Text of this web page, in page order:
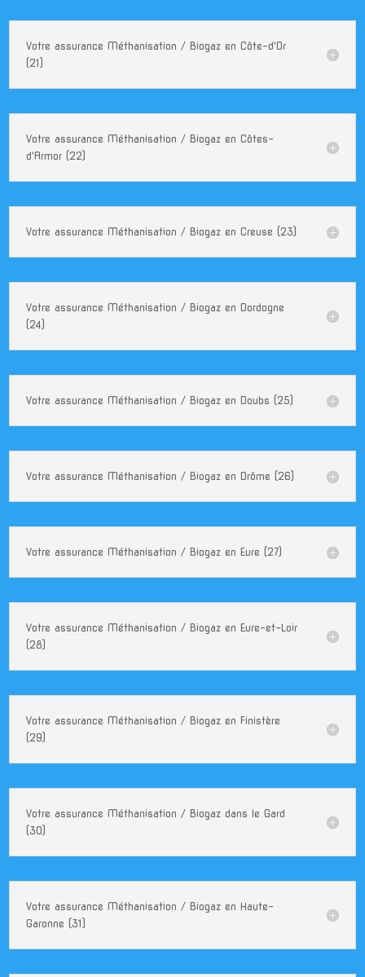
Votre assurance Méthanisation / Biogaz en Côte-d'Or
(21)
Votre assurance Méthanisation / Biogaz en Côtes-
d'Armor (22)
Votre assurance Méthanisation / Biogaz en Creuse (23)
Votre assurance Méthanisation / Biogaz en Dordogne
(24)
Votre assurance Méthanisation / Biogaz en Doubs (25)
Votre assurance Méthanisation / Biogaz en Drôme (26)
Votre assurance Méthanisation / Biogaz en Eure (27)
Votre assurance Méthanisation / Biogaz en Eure-et-Loir
(28)
Votre assurance Méthanisation / Biogaz en Finistère
(29)
Votre assurance Méthanisation / Biogaz dans le Gard
(30)
Votre assurance Méthanisation / Biogaz en Haute-
Garonne (31)